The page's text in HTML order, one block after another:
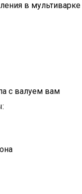
в мультиварке
с валуем вам